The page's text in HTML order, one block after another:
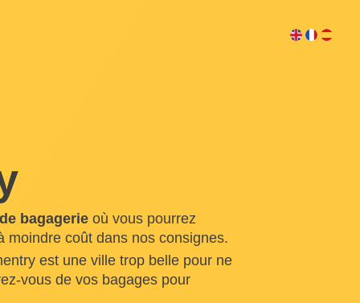
bagagerie où vous pourrez
moindre coût dans nos consignes.
est une ville trop belle pour ne
vous de vos bagages pour